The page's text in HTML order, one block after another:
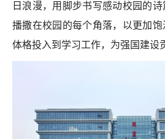
日浪漫， 用 脚步书写感动校园的诗
播撒在校园的每个角落，以更加
体格投入到学习工作，为强国建设